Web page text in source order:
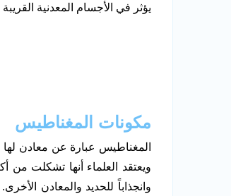
يؤثر في الأجسام المعدنية
مكونات المغناطيس
المغناطيس عبارة عن معادن
ويعتقد العلماء أنها تشكلت من
وانجذاباً للحديد والمعادن